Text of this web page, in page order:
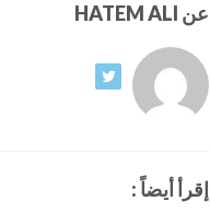
عن HATEM ALI
إقرأ أيضاً :